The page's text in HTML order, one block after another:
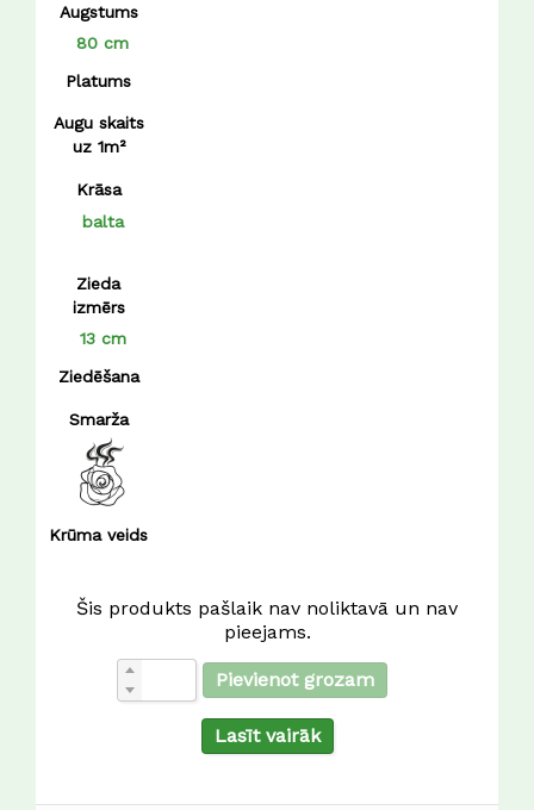
Augstums
80 cm
Platums
Augu skaits
uz 1m²
Krāsa
balta
Zieda
izmērs
13 cm
Ziedēšana
Smarža
Krūma veids
Šis produkts pašlaik nav noliktavā un nav
pieejams.
Pievienot grozam
Lasīt vairāk